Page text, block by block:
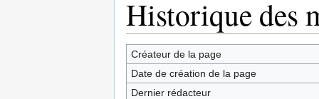
Historique des
Créateur de la page
Date de création de la page
Dernier rédacteur